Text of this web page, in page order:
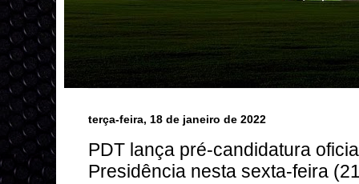
terça-feira, 18 de janeiro de 2022
PDT lança pré-candidatura
Presidência nesta sexta-feira